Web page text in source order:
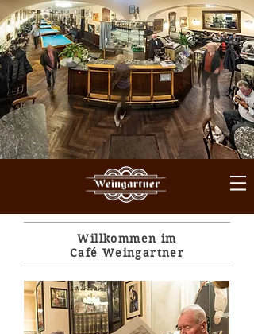
Willkommen im
Café Weingartner